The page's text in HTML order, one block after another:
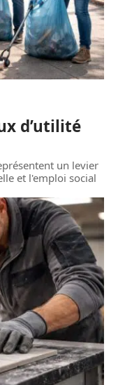
d’utilité
un levier
et l'emploi social